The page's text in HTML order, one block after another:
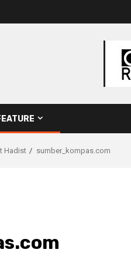
Hadist sumber_kompas.com